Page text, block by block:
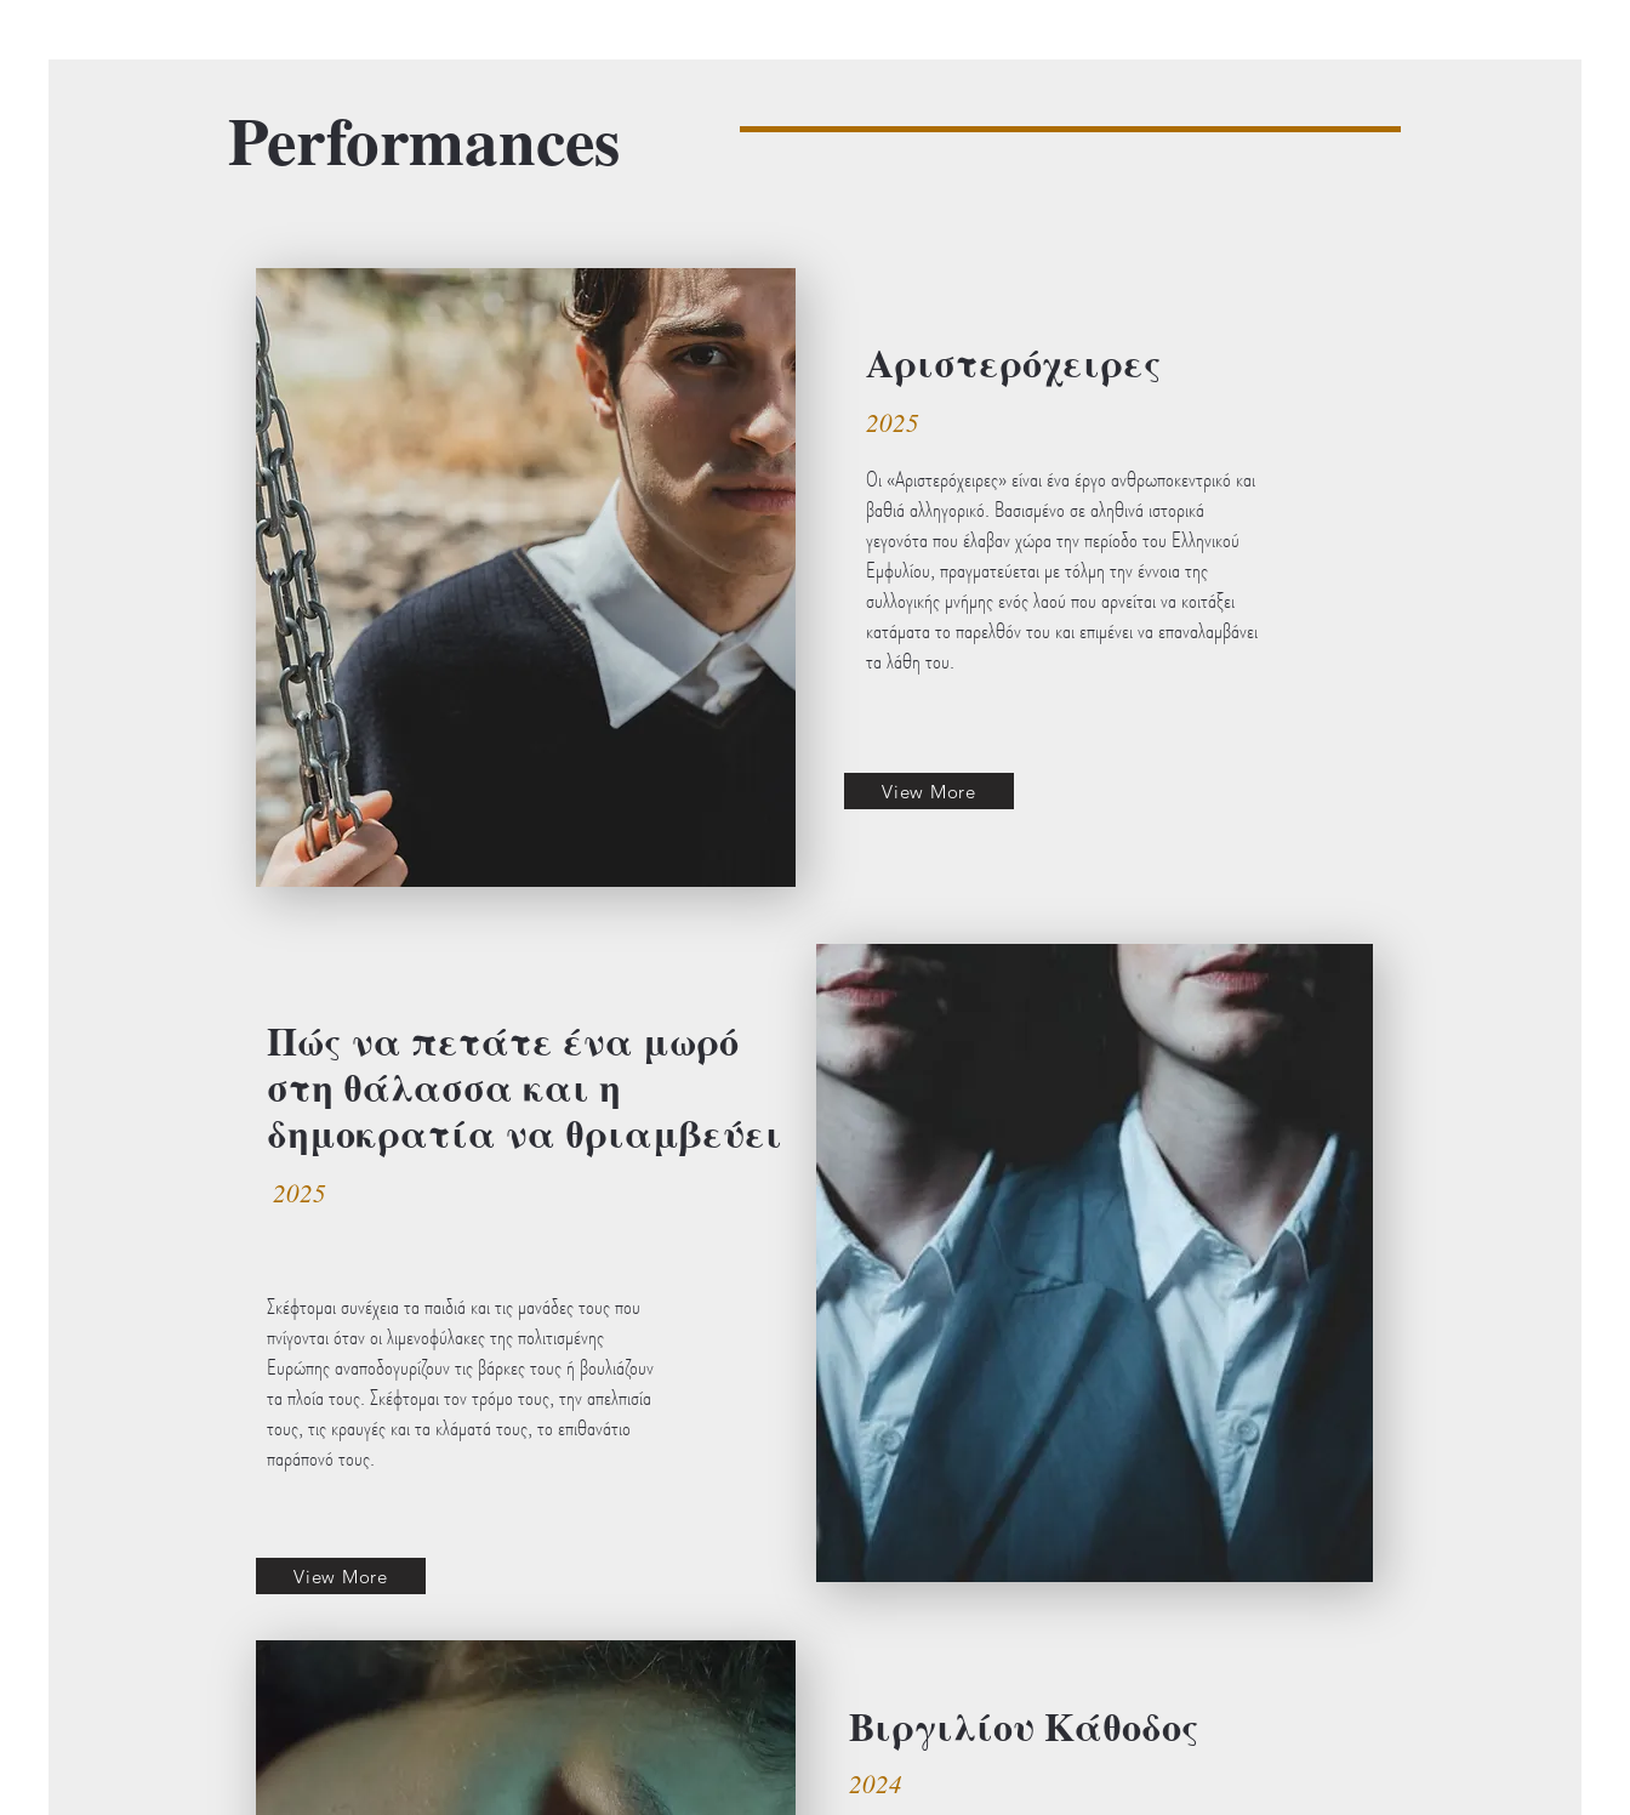
Performances
Πώς να πετάτε ένα μωρό
στη θάλασσα και η
δημοκρατία να θριαμβεύει
Σκέφτομαι συνέχεια τα παιδιά και τις μανάδες τους που
πνίγονται όταν οι λιμενοφύλακες της πολιτισμένης
Ευρώπης αναποδογυρίζουν τις βάρκες τους ή βουλιάζουν
τα πλοία τους. Σκέφτομαι τον τρόμο τους, την απελπισία
τους, τις κραυγές και τα κλάματά τους, το επιθανάτιο
παράπονό τους.
2025
View More
Αριστερόχειρες
Οι «Αριστερόχειρες» είναι ένα έργο ανθρωποκεντρικό και
βαθιά αλληγορικό. Βασισμένο σε αληθινά ιστορικά
γεγονότα που έλαβαν χώρα την περίοδο του Ελληνικού
Εμφυλίου, πραγματεύεται με τόλμη την έννοια της
συλλογικής μνήμης ενός λαού που αρνείται να κοιτάξει
κατάματα το παρελθόν του και επιμένει να επαναλαμβάνει
τα λάθη του.
2025
View More
Βιργιλίου Κάθοδος
2024